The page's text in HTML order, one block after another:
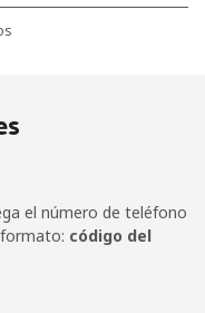
min por ⁦€10⁩
el número de teléfono
formato: código del